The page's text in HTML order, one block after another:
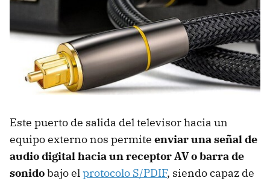
Este puerto de salida del televisor hacia un
equipo externo nos permite enviar una señal de
audio digital hacia un receptor AV o barra de
sonidobajo elprotocolo S/PDIF, siendo capaz de